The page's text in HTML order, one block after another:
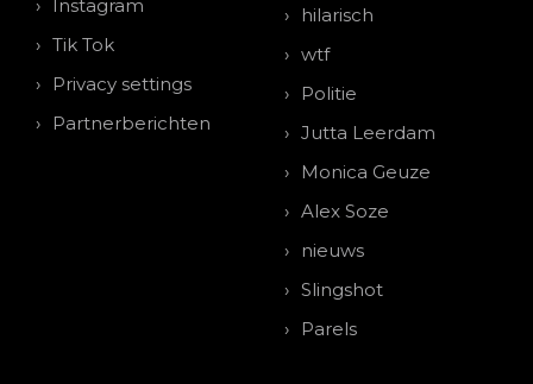
Instagram
Tik Tok
Privacy settings
Partnerberichten
hilarisch
wtf
Politie
Jutta Leerdam
Monica Geuze
Alex Soze
nieuws
Slingshot
Parels